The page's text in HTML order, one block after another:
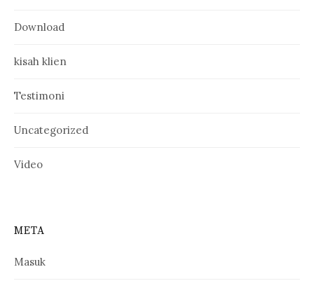
Download
kisah klien
Testimoni
Uncategorized
Video
META
Masuk